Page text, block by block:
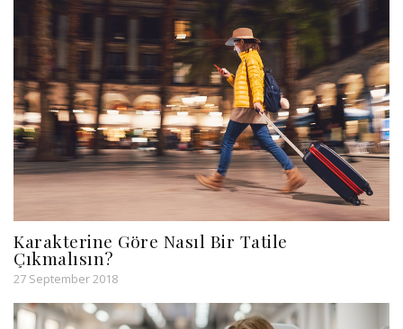
Karakterine Göre Nasıl Bir Tatile
Çıkmalısın?
27 September 2018